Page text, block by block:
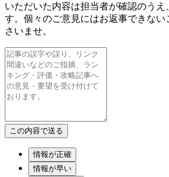
いただいた内容は担当者が確認のうえ
す。個々のご意見にはお返事できな
さいませ。
情報が正確
情報が早い